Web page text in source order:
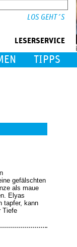
LESERSERVICE
TIPPS
gefälschten
als maue
Elyas
tapfer, kann
Tiefe